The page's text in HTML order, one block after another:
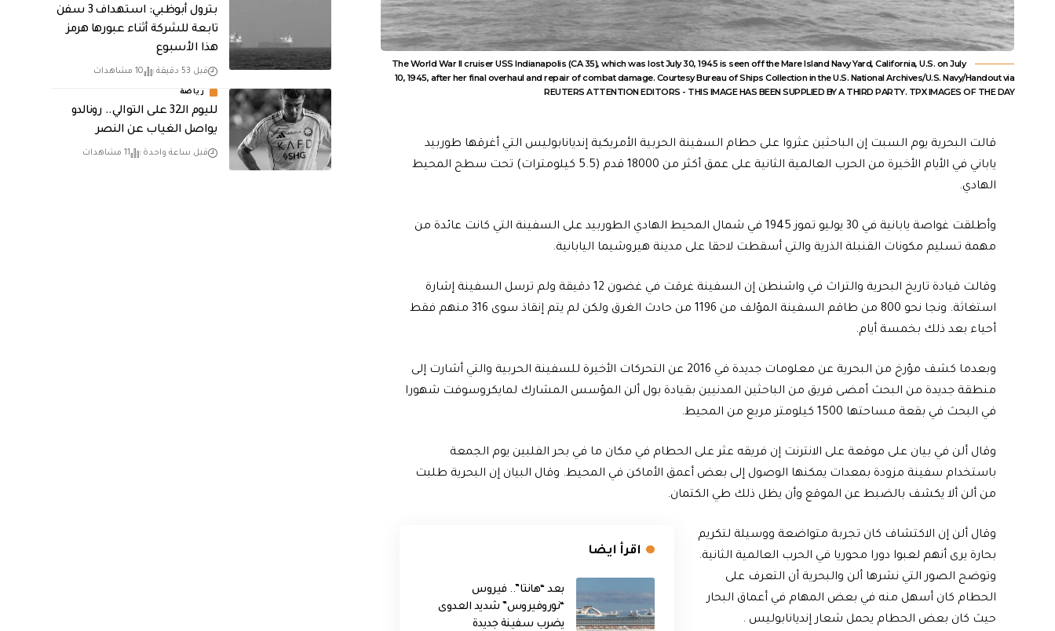
The World War II cruiser USS Indianapolis (CA 35), which was lost July 30, 1945 is seen off the Mare Island Navy Yard, California, U.S. on July
10, 1945, after her final overhaul and repair of combat damage. Courtesy Bureau of Ships Collection in the U.S. National Archives/U.S. Navy/Handout via
REUTERS ATTENTION EDITORS - THIS IMAGE HAS BEEN SUPPLIED BY A THIRD PARTY. TPX IMAGES OF THE DAY
قالت البحرية يوم السبت إن الباحثين عثروا على حطام السفينة الحربية الأمريكية إنديانابوليس التي أغرقها طوربيد
ياباني في الأيام الأخيرة من الحرب العالمية الثانية على عمق أكثر من 18000 قدم (5.5 كيلومترات) تحت سطح المحيط
الهادي.
وأطلقت غواصة يابانية في 30 يوليو تموز 1945 في شمال المحيط الهادي الطوربيد على السفينة التي كانت عائدة من
مهمة تسليم مكونات القنبلة الذرية والتي أسقطت لاحقا على مدينة هيروشيما اليابانية.
وقالت قيادة تاريخ البحرية والتراث في واشنطن إن السفينة غرقت في غضون 12 دقيقة ولم ترسل السفينة إشارة
استغاثة. ونجا نحو 800 من طاقم السفينة المؤلف من 1196 من حادث الغرق ولكن لم يتم إنقاذ سوى 316 منهم فقط
أحياء بعد ذلك بخمسة أيام.
وبعدما كشف مؤرخ من البحرية عن معلومات جديدة في 2016 عن التحركات الأخيرة للسفينة الحربية والتي أشارت إلى
منطقة جديدة من البحث أمضى فريق من الباحثين المدنيين بقيادة بول ألن المؤسس المشارك لمايكروسوفت شهورا
في البحث في بقعة مساحتها 1500 كيلومتر مربع من المحيط.
وقال ألن في بيان على موقعة على الانترنت إن فريقه عثر على الحطام في مكان ما في بحر الفلبين يوم الجمعة
باستخدام سفينة مزودة بمعدات يمكنها الوصول إلى بعض أعمق الأماكن في المحيط. وقال البيان إن البحرية طلبت
من ألن ألا يكشف بالضبط عن الموقع وأن يظل ذلك طي الكتمان.
اقرأ ايضا
بعد “هانتا”.. فيروس
“نوروفيروس” شديد العدوى
يضرب سفينة جديدة
وقال ألن إن الاكتشاف كان تجربة متواضعة ووسيلة لتكريم
بحارة يرى أنهم لعبوا دورا محوريا في الحرب العالمية الثانية.
وتوضح الصور التي نشرها ألن والبحرية أن التعرف على
الحطام كان أسهل منه في بعض المهام في أعماق البحار
حيث كان بعض الحطام يحمل شعار إنديانابوليس .
بترول أبوظبي: استهداف 3 سفن
تابعة للشركة أثناء عبورها هرمز
هذا الأسبوع
قبل 53 دقيقة 10 مشاهدات
رياضة
لليوم الـ32 على التوالي.. رونالدو
يواصل الغياب عن النصر
قبل ساعة واحدة 11 مشاهدات